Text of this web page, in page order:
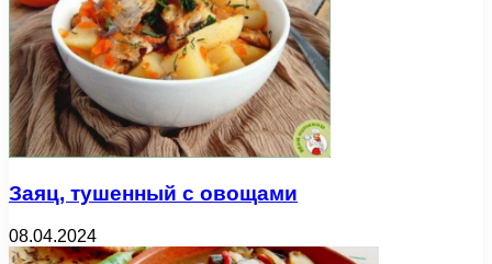
Заяц, тушенный с овощами
08.04.2024